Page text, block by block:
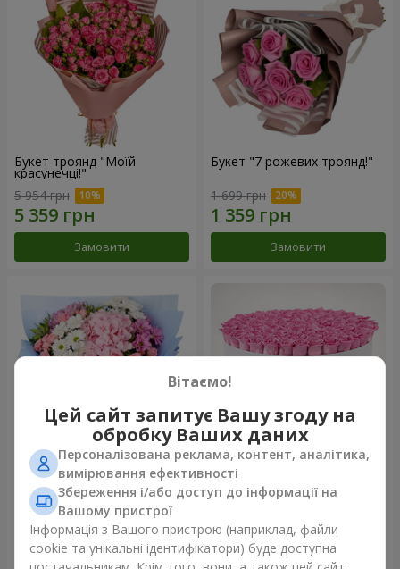
Букет троянд "Моїй
красунечці!"
5 954 грн
Замовити
Букет "7 рожевих троянд!"
1 699 грн
Замовити
Романтичний букет
"Небеса"
3 999 грн
Замовити
Квіти в коробці "101 рожева
троянда"
Замовити
Вітаємо!
Цей сайт запитує Вашу згоду на
обробку Ваших даних
Персоналізована реклама, контент, аналітика,
вимірювання ефективності
Збереження і/або доступ до інформації на
Вашому пристрої
Інформація з Вашого пристрою (наприклад, файли
cookie та унікальні ідентифікатори) буде доступна